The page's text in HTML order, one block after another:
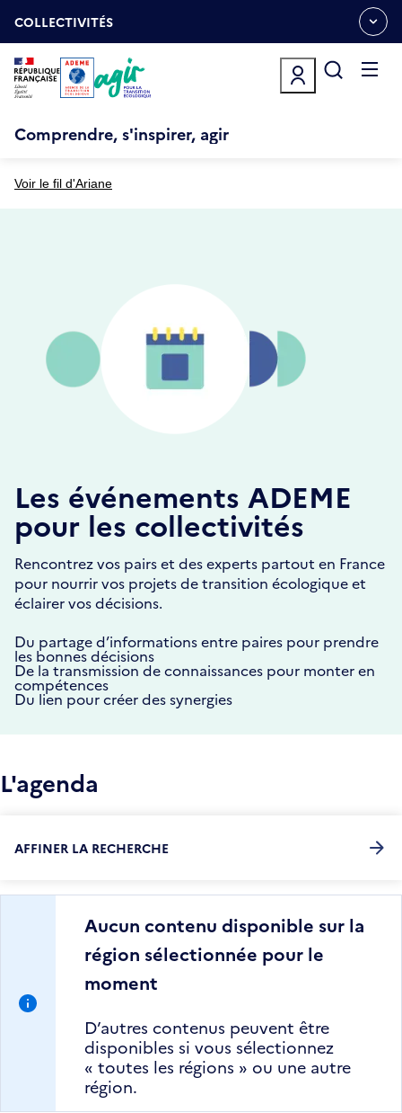
auOUVRIR
LE
MENU
ESPACE
COLLECTIVITÉS
Comprendre, s'inspirer, agir
Voir le fil d'Ariane
Les événements ADEME
pour les collectivités
Rencontrez vos pairs et des experts partout en France
pour nourrir vos projets de transition écologique et
éclairer vos décisions.
Du partage d’informations entre paires pour prendre
les bonnes décisions
De la transmission de connaissances pour monter en
compétences
Du lien pour créer des synergies
L'agenda
AFFINER LA RECHERCHE
Aucun contenu disponible sur la
région sélectionnée pour le
moment
D’autres contenus peuvent être
disponibles si vous sélectionnez
« toutes les régions » ou une autre
région.